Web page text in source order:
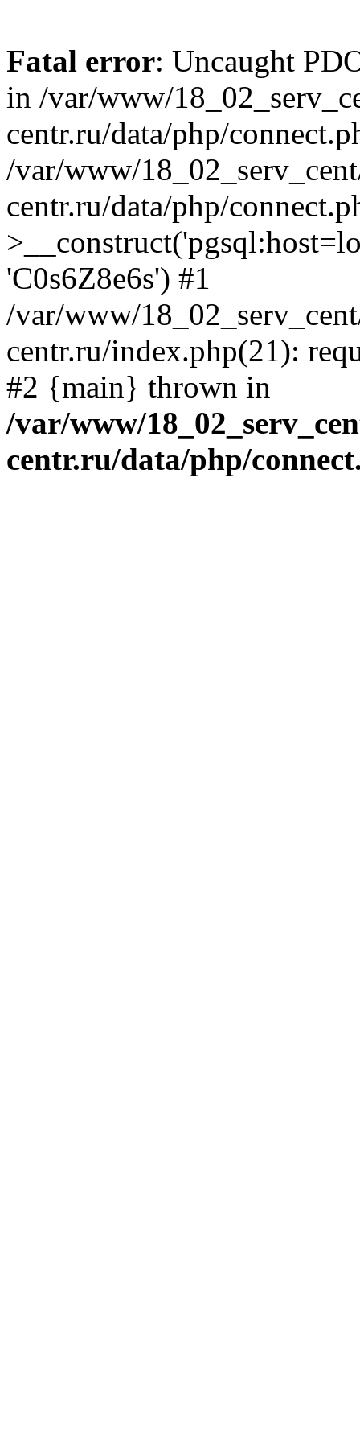
Fatal error: Uncaught
in /var/www/
centr.ru/data/php/
/var/www/
centr.ru/data/php/
'C0s6Z8e6s') #1
/var/www/
centr.ru/index.php(21):
#2 {main} thrown in
/var/www/
centr.ru/data/php/